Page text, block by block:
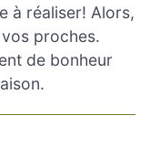
à réaliser! Alors,
proches.
de bonheur